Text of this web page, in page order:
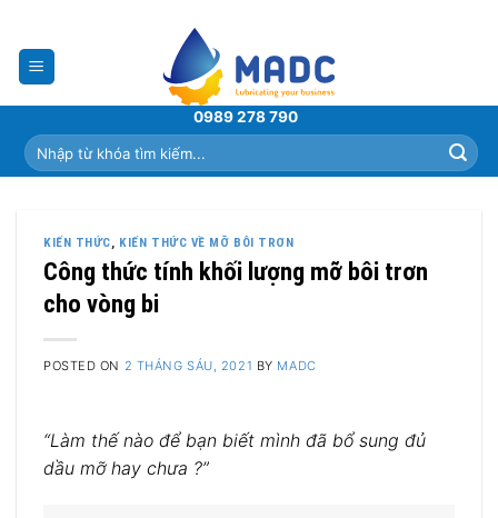
content
0989 278 790
Tìm
kiếm:
KIẾN THỨC, KIẾN THỨC VỀ MỠ BÔI TRƠN
Công thức tính khối lượng mỡ bôi trơn
cho vòng bi
POSTED ON 2 THÁNG SÁU, 2021 BY MADC
“Làm thế nào để bạn biết mình đã bổ sung đủ
dầu mỡ hay chưa ?”